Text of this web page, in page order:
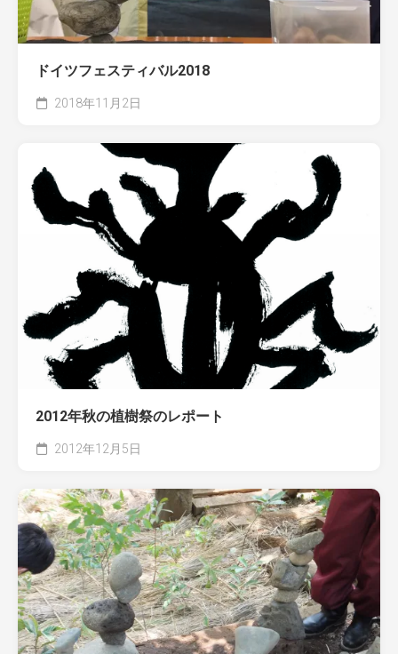
ドイツフェスティバル2018
2018年11月2日
2012年秋の植樹祭のレポート
2012年12月5日